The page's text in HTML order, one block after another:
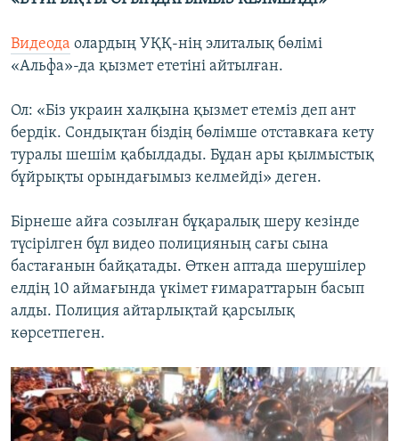
Видеода олардың УҚҚ-нің элиталық бөлімі
«Альфа»-да қызмет ететіні айтылған.
Ол: «Біз украин халқына қызмет етеміз деп ант
бердік. Сондықтан біздің бөлімше отставкаға кету
туралы шешім қабылдады. Бұдан ары қылмыстық
бұйрықты орындағымыз келмейді» деген.
Бірнеше айға созылған бұқаралық шеру кезінде
түсірілген бұл видео полицияның сағы сына
бастағанын байқатады. Өткен аптада шерушілер
елдің 10 аймағында үкімет ғимараттарын басып
алды. Полиция айтарлықтай қарсылық
көрсетпеген.